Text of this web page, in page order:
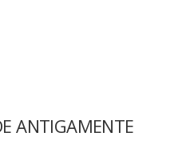
ANTIGAMENTE